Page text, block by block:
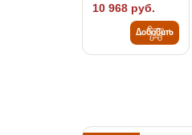
10 968 руб.
Добавить